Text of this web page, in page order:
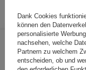
13,90 € /Stk.
Dank Cookies
können den
personalisierte
nachsehen, welche
Partnern zu welchem
entscheiden, ob und